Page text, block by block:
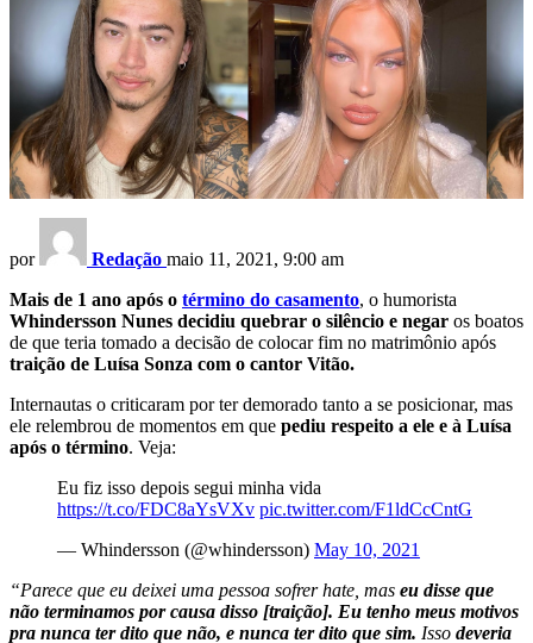
por Redação maio 11, 2021, 9:00 am
Mais de 1 ano após o término do casamento, o humorista
Whindersson Nunes decidiu quebrar o silêncio e negar os boatos
de que teria tomado a decisão de colocar fim no matrimônio após
traição de Luísa Sonza com o cantor Vitão.
Internautas o criticaram por ter demorado tanto a se posicionar, mas
ele relembrou de momentos em que pediu respeito a ele e à Luísa
após o término. Veja:
Eu fiz isso depois segui minha vida
https://t.co/FDC8aYsVXv pic.twitter.com/F1ldCcCntG
— Whindersson (@whindersson) May 10, 2021
“Parece que eu deixei uma pessoa sofrer hate, mas eu disse que
não terminamos por causa disso [traição]. Eu tenho meus motivos
pra nunca ter dito que não, e nunca ter dito que sim. Isso deveria